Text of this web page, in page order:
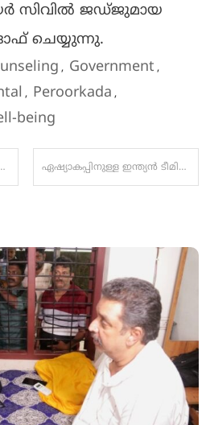
സിവിൽ ജഡ്ജുമായ
ചെയ്യുന്നു.
, Government ,
, Peroorkada ,
being
ഏഷ്യാകപ്പിനുള്ള ഇന്ത്യന്‍ ടീമിനെ പ്രഖ്യാപിച്ചു;സൂര്യകുമാര്‍ നയിക്കും, ഗില്‍ ഉപനായകൻ, ബൂംറയും സഞ്ജുവും 15-അംഗ ടീമിൽ